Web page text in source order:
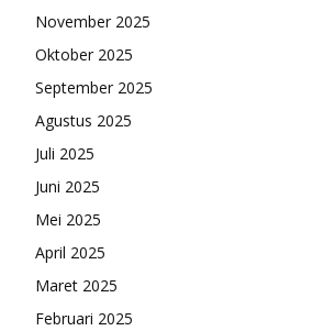
November 2025
Oktober 2025
September 2025
Agustus 2025
Juli 2025
Juni 2025
Mei 2025
April 2025
Maret 2025
Februari 2025